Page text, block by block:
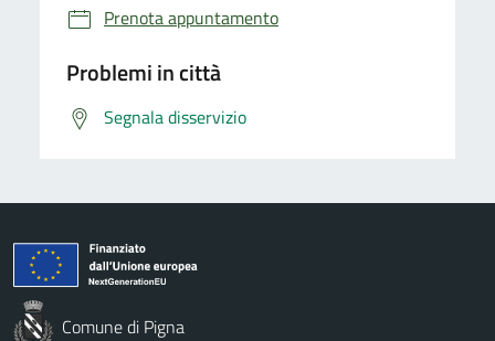
Prenota appuntamento
Problemi in città
Segnala disservizio
Comune di Pigna